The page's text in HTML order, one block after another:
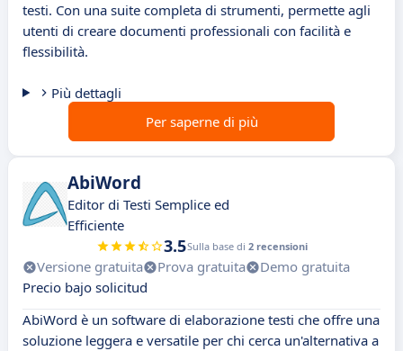
testi. Con una suite completa di strumenti, permette agli
utenti di creare documenti professionali con facilità e
flessibilità.
Più dettagli
Per saperne di più
AbiWord
Editor di Testi Semplice ed
Efficiente
3.5Sulla base di 2 recensioni
Versione gratuita Prova gratuita
Demo gratuita
Precio bajo solicitud
AbiWord è un software di elaborazione testi che offre una
soluzione leggera e versatile per chi cerca un'alternativa a